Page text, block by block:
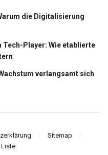
die Digitalisierung
Player: Wie etablierte
verlangsamt sich
Sitemap
Liste